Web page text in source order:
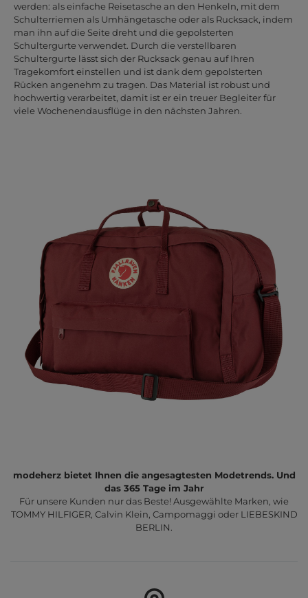
werden: als einfache Reisetasche an den Henkeln, mit dem
Schulterriemen als Umhängetasche oder als Rucksack, indem
man ihn auf die Seite dreht und die gepolsterten
Schultergurte verwendet. Durch die verstellbaren
Schultergurte lässt sich der Rucksack genau auf Ihren
Tragekomfort einstellen und ist dank dem gepolsterten
Rücken angenehm zu tragen. Das Material ist robust und
hochwertig verarbeitet, damit ist er ein treuer Begleiter für
viele Wochenendausflüge in den nächsten Jahren.
modeherz bietet Ihnen die angesagtesten Modetrends. Und
das 365 Tage im Jahr
Für unsere Kunden nur das Beste! Ausgewählte Marken, wie
TOMMY HILFIGER, Calvin Klein, Campomaggi oder LIEBESKIND
BERLIN.